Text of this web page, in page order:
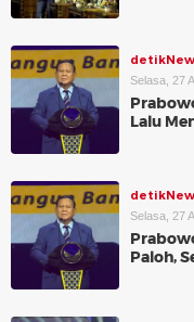
Selasa, 27
Lalu
Selasa, 27
Paloh,